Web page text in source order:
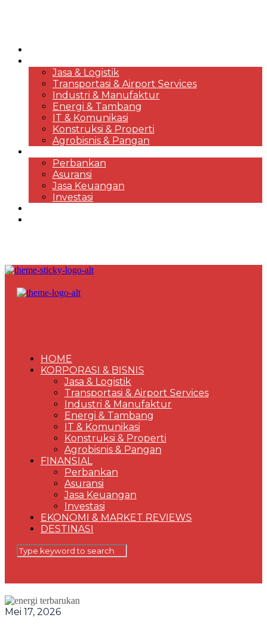
Jasa & Logistik
Transportasi & Airport Services
Industri & Manufaktur
Energi & Tambang
IT & Komunikasi
Konstruksi & Properti
Agrobisnis & Pangan
Perbankan
Asuransi
Jasa Keuangan
Investasi
HOME
KORPORASI & BISNIS
Jasa & Logistik
Transportasi & Airport Services
Industri & Manufaktur
Energi & Tambang
IT & Komunikasi
Konstruksi & Properti
Agrobisnis & Pangan
FINANSIAL
Perbankan
Asuransi
Jasa Keuangan
Investasi
EKONOMI & MARKET REVIEWS
DESTINASI
Mei 17, 2026